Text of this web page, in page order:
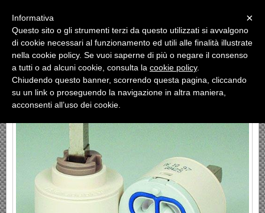
INDIETRO « »
N°95 HYDROPLAST
×
Informativa
Questo sito o gli strumenti terzi da questo utilizzati si avvalgono
di cookie necessari al funzionamento ed utili alle finalità illustrate
nella cookie policy. Se vuoi saperne di più o negare il consenso
a tutti o ad alcuni cookie, consulta la cookie policy.
Chiudendo questo banner, scorrendo questa pagina, cliccando
su un link o proseguendo la navigazione in altra maniera,
acconsenti all’uso dei cookie.